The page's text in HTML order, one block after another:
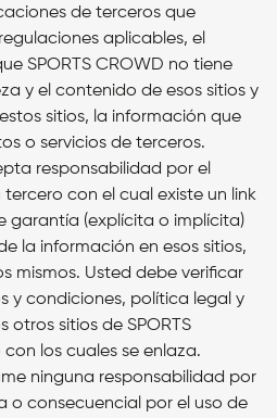
de terceros que
aplicables, el
SPORTS CROWD no tiene
y el contenido de esos sitios y
sitios, la información que
o servicios de terceros.
responsabilidad por el
con el cual existe un link
garantía (explícita o implícita)
la información en esos sitios,
mismos. Usted debe verificar
y condiciones, política legal y
sitios de SPORTS
los cuales se enlaza.
ninguna responsabilidad por
o consecuencial por el uso de